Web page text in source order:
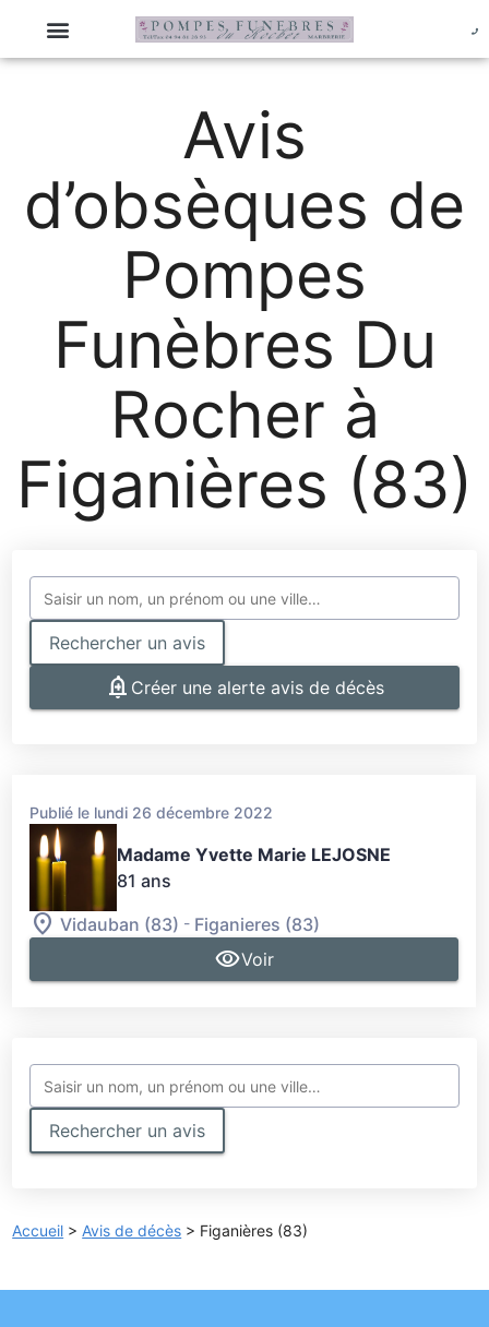
Avis
d’obsèques de
Pompes
Funèbres Du
Rocher à
Figanières (83)
Rechercher un avis
Créer une alerte avis de décès
Publié le lundi 26 décembre 2022
Madame Yvette Marie LEJOSNE
81 ans
Vidauban (83) - Figanieres (83)
Voir
Rechercher un avis
Accueil > Avis de décès > Figanières (83)